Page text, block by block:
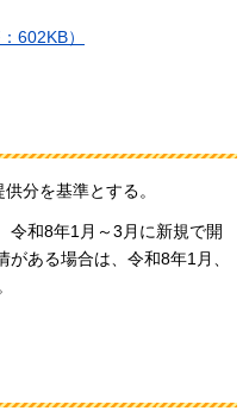
602KB）
分を基準とする。
令和8年1月～3月に新規で開
ある場合は、令和8年1月、